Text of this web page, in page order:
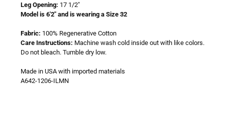
Leg Opening: 17 1/2"
Model is 6'2" and is wearing a Size 32
Fabric: 100% Regenerative Cotton
Care Instructions: Machine wash cold inside out with like colors.
Do not bleach. Tumble dry low.
Made in USA with imported materials
A642-1206-ILMN